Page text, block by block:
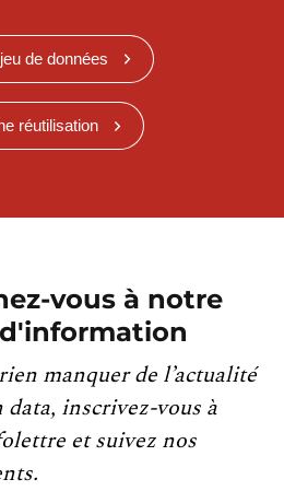
de données
réutilisation
vous à notre
manquer de l’actualité
data, inscrivez-vous à
et suivez nos